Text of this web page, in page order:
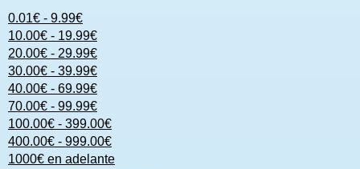
0.01€ - 9.99€
10.00€ - 19.99€
20.00€ - 29.99€
30.00€ - 39.99€
40.00€ - 69.99€
70.00€ - 99.99€
100.00€ - 399.00€
400.00€ - 999.00€
1000€ en adelante